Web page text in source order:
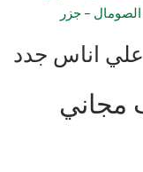
الصومال – جزر